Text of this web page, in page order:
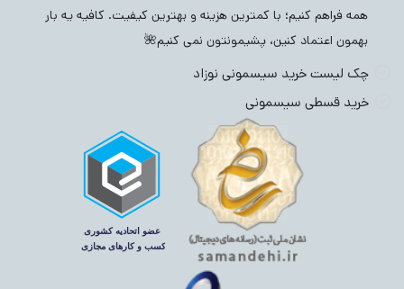
همه فراهم کنیم؛ با کمترین هزینه و بهترین کیفیت. کافیه یه بار
بهمون اعتماد کنین، پشیمونتون نمی کنیم🌺
چک لیست خرید سیسمونی نوزاد
خرید قسطی سیسمونی